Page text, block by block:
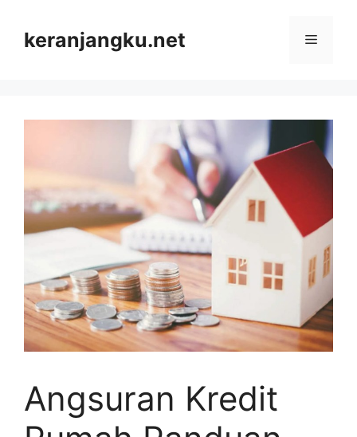
contentkeranjangku.net Menu
Angsuran Kredit